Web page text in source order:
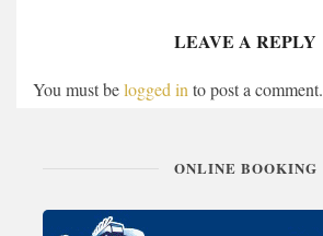
LEAVE A REPLY
You must belogged into post a comment.
ONLINE BOOKING